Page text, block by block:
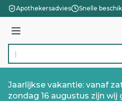
Ga naar de inhoud
Apothekersadvies Snelle
Menu
Product, merk, categorie...
Jaarlijkse vakantie: vanaf
zondag 16 augustus zijn wij